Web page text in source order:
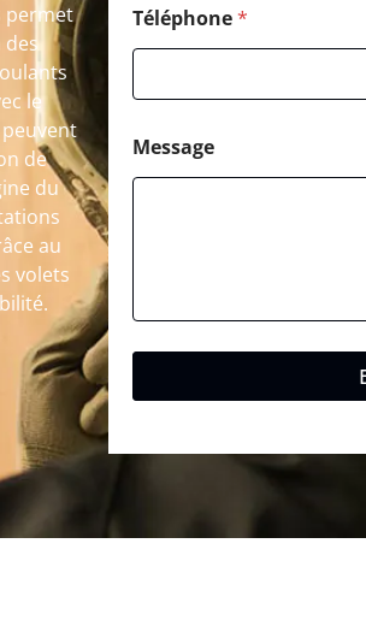
permet
des
le
de
du
au
volets
Téléphone*
Message